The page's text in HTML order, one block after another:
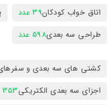
اتاق خواب کودکان39 عدد
طراحی سه بعدی598 عدد
کشتی های سه بعدی و
اجزای سه بعدی الکتریکی353 عدد